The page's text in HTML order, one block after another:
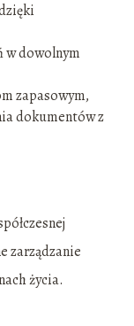
w dowolnym
zapasowym,
dokumentów z
zarządzanie
życia.